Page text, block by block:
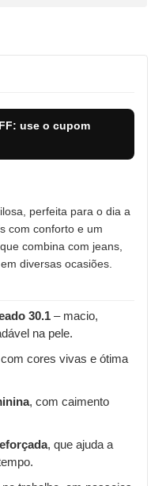
: use o cupom
perfeita para o dia a
com conforto e um
combina com jeans,
diversas ocasiões.
30.1 – macio,
na pele.
cores vivas e ótima
, com caimento
, que ajuda a